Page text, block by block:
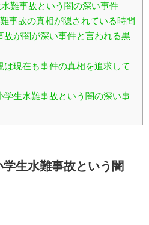
難事故という闇の深い事件
事故の真相が隠されている時間
故が闇が深い事件と言われる黒
は現在も事件の真相を追求して
学生水難事故という闇の深い事
生水難事故という闇